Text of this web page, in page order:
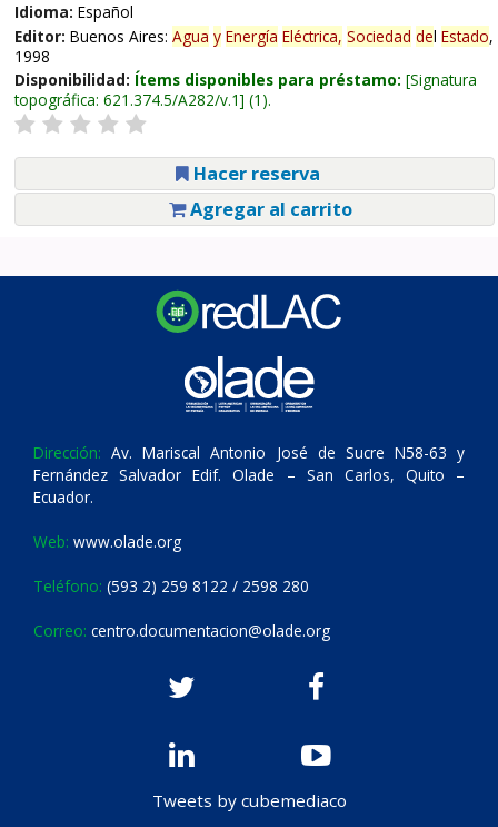
Idioma: Español
Editor: Buenos Aires: Agua y Energía Eléctrica, Sociedad del Estado,
1998
Disponibilidad: Ítems disponibles para préstamo: Signatura
topográfica: 621.374.5/A282/v.1 (1).
Hacer reserva
Agregar al carrito
Dirección: Av. Mariscal Antonio José de Sucre N58-63 y
Fernández Salvador Edif. Olade – San Carlos, Quito –
Ecuador.
Web: www.olade.org
Teléfono: (593 2) 259 8122 / 2598 280
Correo: centro.documentacion@olade.org
Tweets by cubemediaco